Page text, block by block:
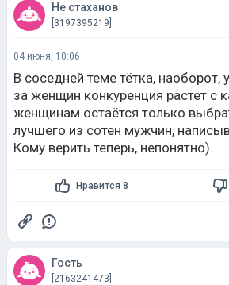
Не стаханов
[3197395219]
04 июня, 10:06
В соседней теме тётка, наоборот,
за женщин конкуренция растёт с
женщинам остаётся только
лучшего из сотен мужчин,
Кому верить теперь, непонятно).
Нравится 8
Гость
[2163241473]